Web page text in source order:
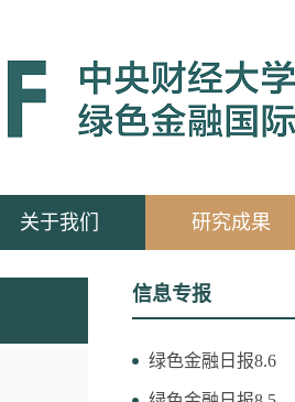
关于我们 研究成果
信息专报
绿色金融日报8.6